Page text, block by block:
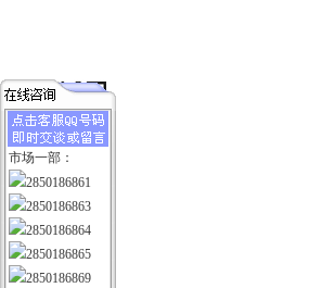
市场一部：
2850186861
2850186863
2850186864
2850186865
2850186869